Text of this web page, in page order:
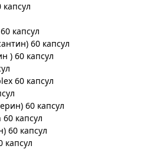
капсул
60 капсул
) 60 капсул
60 капсул
60 капсул
капсул
60 капсул
капсул